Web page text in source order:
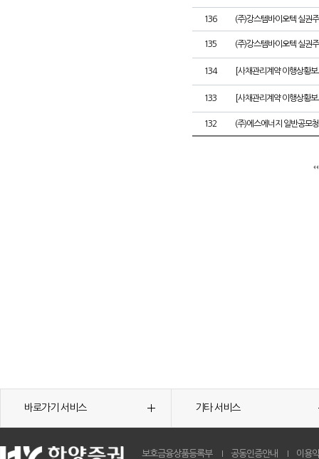
136 (주)강스템바이오텍 실권
135 (주)강스템바이오텍 실권
134 [사채관리계약 이행상황
133 [사채관리계약 이행상황
132 (주)에스에너지 일반공모
바로가기 서비스 기타 서비스
보호금융상품등록부 공동인증안내 이용